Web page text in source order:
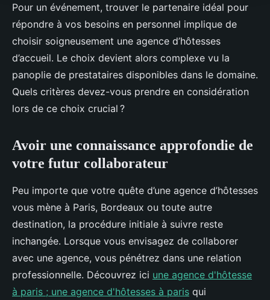
Pour un événement, trouver le partenaire idéal pour
répondre à vos besoins en personnel implique de
choisir soigneusement une agence d’hôtesses
d’accueil. Le choix devient alors complexe vu la
panoplie de prestataires disponibles dans le domaine.
Quels critères devez-vous prendre en considération
lors de ce choix crucial ?
Avoir une connaissance approfondie de
votre futur collaborateur
Peu importe que votre quête d’une agence d’hôtesses
vous mène à Paris, Bordeaux ou toute autre
destination, la procédure initiale à suivre reste
inchangée. Lorsque vous envisagez de collaborer
avec une agence, vous pénétrez dans une relation
professionnelle. Découvrez ici une agence d'hôtesse
à paris ; une agence d'hôtesses à paris qui